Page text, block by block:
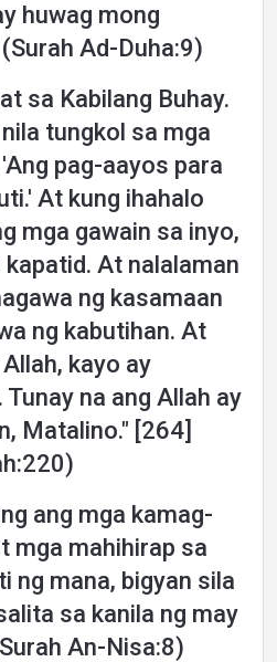
huwag mong
Ad-Duha:9)
sa Kabilang Buhay.
tungkol sa mga
pag-aayos para
At kung ihahalo
mga gawain sa inyo,
At nalalaman
ng kasamaan
ng kabutihan. At
kayo ay
na ang Allah ay
Matalino." [264]
ang mga kamag-
mga mahihirap sa
ng mana, bigyan sila
sa kanila ng may
An-Nisa:8)